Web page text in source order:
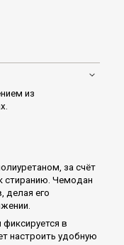
из
за счёт
стиранию. Чемодан
делая его
фиксируется в
настроить удобную